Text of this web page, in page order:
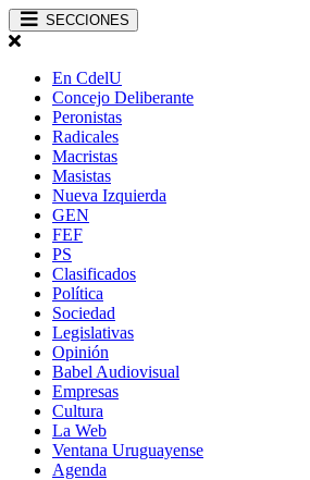
SECCIONES
En CdelU
Concejo Deliberante
Peronistas
Radicales
Macristas
Masistas
Nueva Izquierda
GEN
FEF
PS
Clasificados
Política
Sociedad
Legislativas
Opinión
Babel Audiovisual
Empresas
Cultura
La Web
Ventana Uruguayense
Agenda